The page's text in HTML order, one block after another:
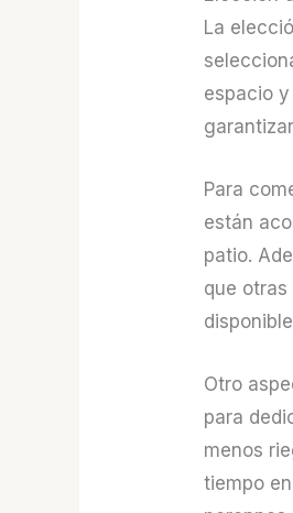
La
espacio
Para
están
patio.
que
Otro
para
menos
tiempo